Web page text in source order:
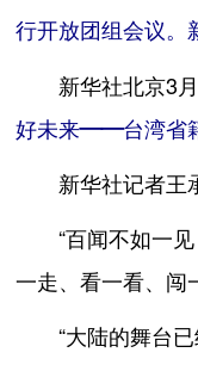
行开放团组会议。
新华社北京3月
好未来——台湾省
新华社记者王
“百闻不如一见
一走、看一看、闯
“大陆的舞台已